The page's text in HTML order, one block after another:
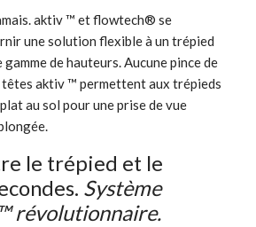
aktiv ™ et flowtech® se
une solution flexible à un trépied
de hauteurs. Aucune pince de
aktiv ™ permettent aux trépieds
au sol pour une prise de vue
le trépied et le
Système
révolutionnaire.